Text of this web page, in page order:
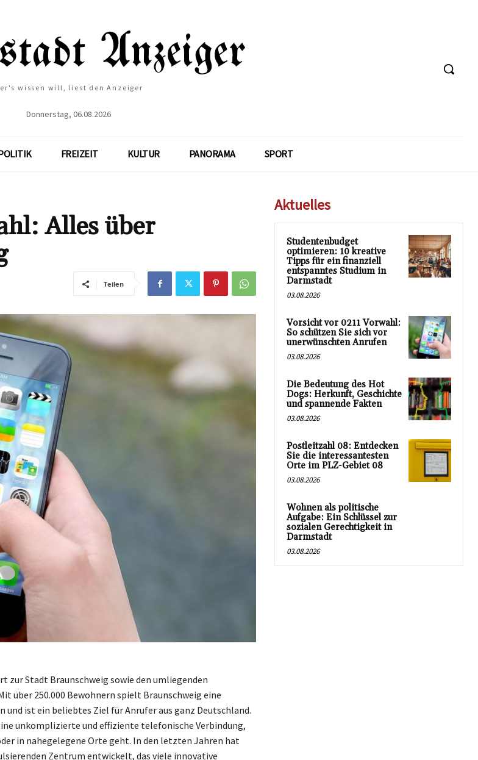
wissen will, liest den Anzeiger
Donnerstag, 06.08.2026
FREIZEIT KULTUR PANORAMA SPORT
Alles über
Teilen
zur Stadt Braunschweig sowie den umliegenden
über 250.000 Bewohnern spielt Braunschweig eine
und ist ein beliebtes Ziel für Anrufer aus ganz Deutschland.
unkomplizierte und effiziente telefonische Verbindung,
in nahegelegene Orte geht. In den letzten Jahren hat
Zentrum entwickelt, das viele innovative
Aktuelles
Studentenbudget
optimieren: 10 kreative
Tipps für ein finanziell
entspanntes Studium in
Darmstadt
03.08.2026
Vorsicht vor 0211 Vorwahl:
So schützen Sie sich vor
unerwünschten Anrufen
03.08.2026
Die Bedeutung des Hot
Dogs: Herkunft, Geschichte
und spannende Fakten
03.08.2026
Postleitzahl 08: Entdecken
Sie die interessantesten
Orte im PLZ-Gebiet 08
03.08.2026
Wohnen als politische
Aufgabe: Ein Schlüssel zur
sozialen Gerechtigkeit in
Darmstadt
03.08.2026